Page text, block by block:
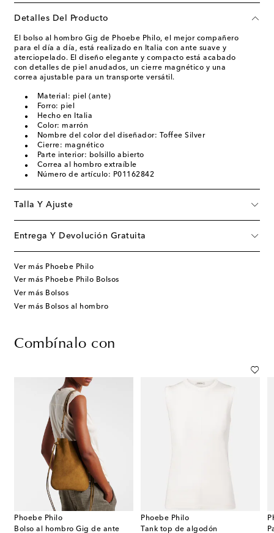
Detalles Del Producto
El bolso al hombro Gig de Phoebe Philo, el mejor compañero
para el día a día, está realizado en Italia con ante suave y
aterciopelado. El diseño elegante y compacto está acabado
con detalles de piel anudados, un cierre magnético y una
correa ajustable para un transporte versátil.
Material: piel (ante)
Forro: piel
Hecho en Italia
Color: marrón
Nombre del color del diseñador: Toffee Silver
Cierre: magnético
Parte interior: bolsillo abierto
Correa al hombro extraíble
Número de artículo: P01162842
Talla Y Ajuste
Entrega Y Devolución Gratuita
Ver más Phoebe Philo
Ver más Phoebe Philo Bolsos
Ver más Bolsos
Ver más Bolsos al hombro
Combínalo con
Phoebe Philo
Bolso al hombro Gig de ante
Phoebe Philo
Tank top de algodón